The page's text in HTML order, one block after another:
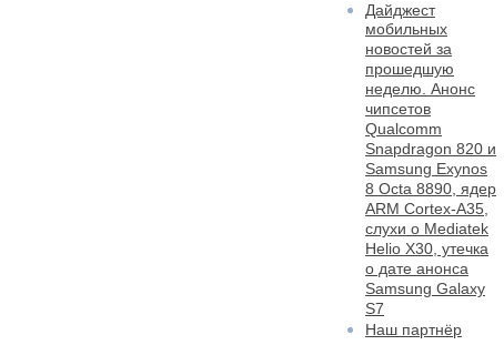
Дайджест
мобильных
новостей за
прошедшую
неделю. Анонс
чипсетов
Qualcomm
Snapdragon 820 и
Samsung Exynos
8 Octa 8890, ядер
ARM Cortex-A35,
слухи о Mediatek
Helio X30, утечка
о дате анонса
Samsung Galaxy
S7
Наш партнёр